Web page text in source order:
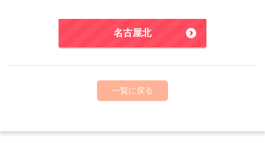
名古屋北
一覧に戻る